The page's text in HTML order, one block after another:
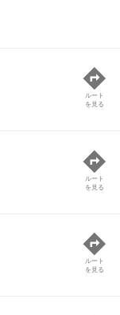
ルート
を見る
ルート
を見る
ルート
を見る